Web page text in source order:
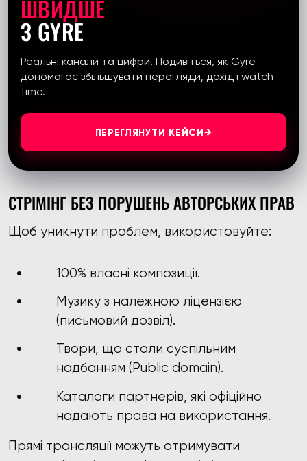
ШВИДШЕ
З GYRE
Реальні канали та цифри. Подивіться, як Gyre
допомагає збільшувати перегляди, дохід і watch
time.
ПЕРЕГЛЯНУТИ КЕЙСИ→
СТРІМІНГ БЕЗ ПОРУШЕНЬ АВТОРСЬКИХ ПРАВ
Щоб уникнути проблем, використовуйте:
100% власні композиції.
Музику з належною ліцензією
(письмовий дозвіл).
Твори, що стали суспільним
надбанням (Public domain).
Каталоги партнерів, які офіційно
надають права на використання.
Прямі трансляції можуть отримувати